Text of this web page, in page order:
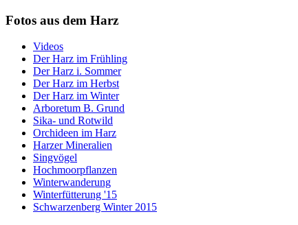
Fotos aus dem Harz
Videos
Der Harz im Frühling
Der Harz i. Sommer
Der Harz im Herbst
Der Harz im Winter
Arboretum B. Grund
Sika- und Rotwild
Orchideen im Harz
Harzer Mineralien
Singvögel
Hochmoorpflanzen
Winterwanderung
Winterfütterung '15
Schwarzenberg Winter 2015